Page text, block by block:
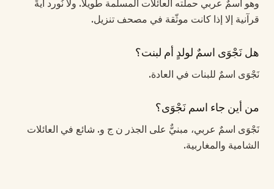
وهو اسمٌ عربي حملته العائلات المسلمة طويلًا. ولا نُورد آيةً
قرآنية إلا إذا كانت موثّقة في مصحف تنزيل.
هل نَجْوَى اسمٌ لولدٍ أم لبنت؟
نَجْوَى اسمٌ للبنات في العادة.
من أين جاء اسم نَجْوَى؟
نَجْوَى اسمٌ عربي، مبنيٌّ على الجذر ن ج و. شائع في العائلات
الشامية والمغاربية.